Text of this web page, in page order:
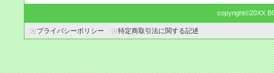
copyright©20XX
プライバシーポリシー 特定商取引法に関する記述